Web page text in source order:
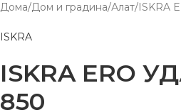
Дома Дом и градина Алат ISKRA
ISKRA
ISKRA ERO
850